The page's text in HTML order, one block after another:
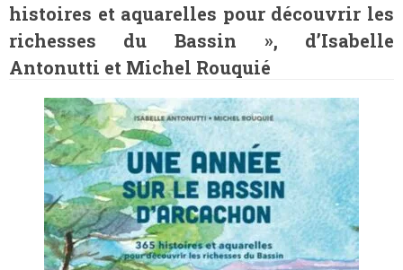
histoires et aquarelles pour découvrir les
richesses du Bassin », d’Isabelle
Antonutti et Michel Rouquié